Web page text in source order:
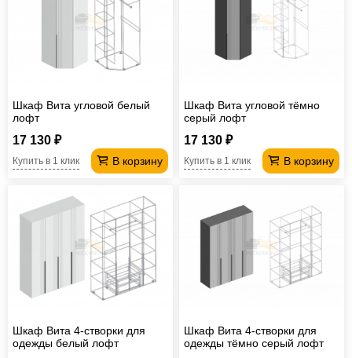
Шкаф Вита угловой белый
лофт
17 130 ₽
В корзину
Купить в 1 клик
Шкаф Вита угловой тёмно
серый лофт
17 130 ₽
В корзину
Купить в 1 клик
Шкаф Вита 4-створки для
одежды белый лофт
Шкаф Вита 4-створки для
одежды тёмно серый лофт